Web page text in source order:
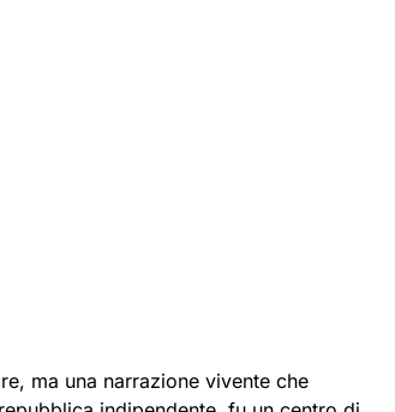
ma una narrazione vivente che